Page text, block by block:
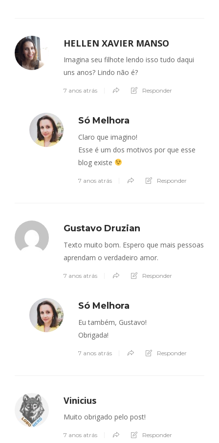
HELLEN XAVIER MANSO
Imagina seu filhote lendo isso tudo daqui
uns anos? Lindo não é?
7 anos atrás Responder
Só Melhora
Claro que imagino!
Esse é um dos motivos por que esse
blog existe
7 anos atrás Responder
Gustavo Druzian
Texto muito bom. Espero que mais pessoas
aprendam o verdadeiro amor.
7 anos atrás Responder
Só Melhora
Eu também, Gustavo!
Obrigada!
7 anos atrás Responder
Vinicius
Muito obrigado pelo post!
7 anos atrás Responder